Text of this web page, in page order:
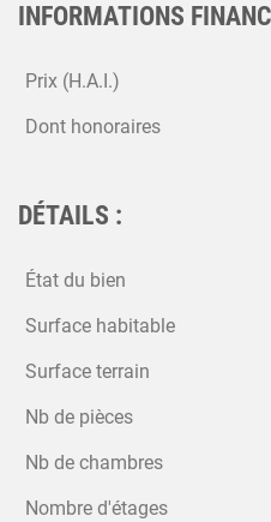
INFORMATIONS
Prix (H.A.I.)
Dont honoraires
DÉTAILS :
État du bien
Surface habitable
Surface terrain
Nb de pièces
Nb de chambres
Nombre d'étages